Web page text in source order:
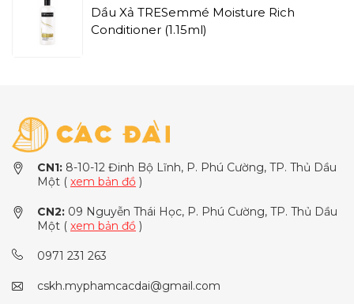
Dầu Xả TRESemmé Moisture Rich
Conditioner (1.15ml)
CN1: 8-10-12 Đinh Bộ Lĩnh, P. Phú Cường, TP. Thủ Dầu
Một ( xem bản đồ )
CN2: 09 Nguyễn Thái Học, P. Phú Cường, TP. Thủ Dầu
Một ( xem bản đồ )
0971 231 263
cskh.myphamcacdai@gmail.com